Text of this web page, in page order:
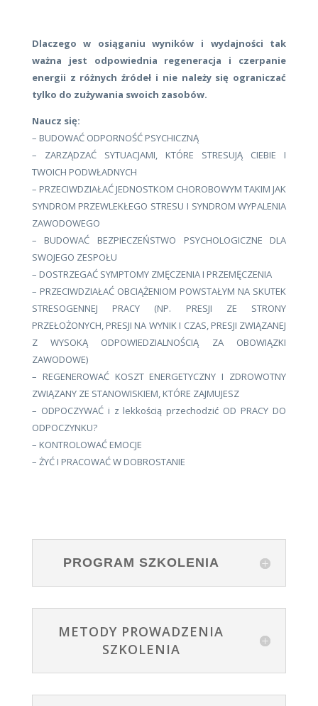
Dlaczego w osiąganiu wyników i wydajności tak
ważna jest odpowiednia regeneracja i czerpanie
energii z różnych źródeł i nie należy się ograniczać
tylko do zużywania swoich zasobów.
Naucz się:
– BUDOWAĆ ODPORNOŚĆ PSYCHICZNĄ
– ZARZĄDZAĆ SYTUACJAMI, KTÓRE STRESUJĄ CIEBIE I
TWOICH PODWŁADNYCH
– PRZECIWDZIAŁAĆ JEDNOSTKOM CHOROBOWYM TAKIM JAK
SYNDROM PRZEWLEKŁEGO STRESU I SYNDROM WYPALENIA
ZAWODOWEGO
– BUDOWAĆ BEZPIECZEŃSTWO PSYCHOLOGICZNE DLA
SWOJEGO ZESPOŁU
– DOSTRZEGAĆ SYMPTOMY ZMĘCZENIA I PRZEMĘCZENIA
– PRZECIWDZIAŁAĆ OBCIĄŻENIOM POWSTAŁYM NA SKUTEK
STRESOGENNEJ PRACY (NP. PRESJI ZE STRONY
PRZEŁOŻONYCH, PRESJI NA WYNIK I CZAS, PRESJI ZWIĄZANEJ
Z WYSOKĄ ODPOWIEDZIALNOŚCIĄ ZA OBOWIĄZKI
ZAWODOWE)
– REGENEROWAĆ KOSZT ENERGETYCZNY I ZDROWOTNY
ZWIĄZANY ZE STANOWISKIEM, KTÓRE ZAJMUJESZ
– ODPOCZYWAĆ i z lekkością przechodzić OD PRACY DO
ODPOCZYNKU?
– KONTROLOWAĆ EMOCJE
– ŻYĆ I PRACOWAĆ W DOBROSTANIE
PROGRAM SZKOLENIA
METODY PROWADZENIA
SZKOLENIA